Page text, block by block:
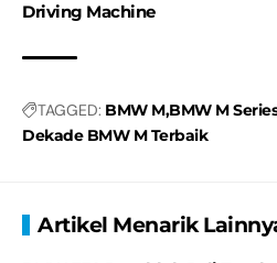
Driving Machine
TAGGED: BMW MBMW M
Dekade BMW M Terbaik
Artikel Menarik